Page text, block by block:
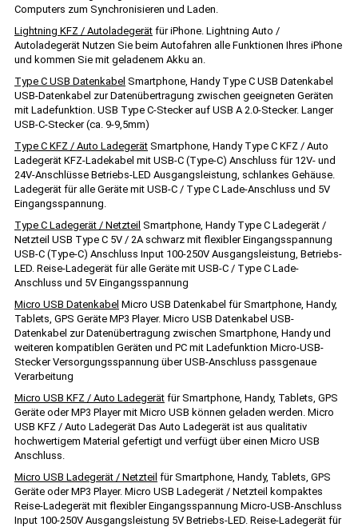
Computers zum Synchronisieren und Laden.
Lightning KFZ / Autoladegerät für iPhone. Lightning Auto /
Autoladegerät Nutzen Sie beim Autofahren alle Funktionen Ihres iPhone
und kommen Sie mit geladenem Akku an.
Type C USB Datenkabel Smartphone, Handy Type C USB Datenkabel
USB-Datenkabel zur Datenübertragung zwischen geeigneten Geräten
mit Ladefunktion. USB Type C-Stecker auf USB A 2.0-Stecker. Langer
USB-C-Stecker (ca. 9-9,5mm)
Type C KFZ / Auto Ladegerät Smartphone, Handy Type C KFZ / Auto
Ladegerät KFZ-Ladekabel mit USB-C (Type-C) Anschluss für 12V- und
24V-Anschlüsse Betriebs-LED Ausgangsleistung, schlankes Gehäuse.
Ladegerät für alle Geräte mit USB-C / Type C Lade-Anschluss und 5V
Eingangsspannung.
Type C Ladegerät / Netzteil Smartphone, Handy Type C Ladegerät /
Netzteil USB Type C 5V / 2A schwarz mit flexibler Eingangsspannung
USB-C (Type-C) Anschluss Input 100-250V Ausgangsleistung, Betriebs-
LED. Reise-Ladegerät für alle Geräte mit USB-C / Type C Lade-
Anschluss und 5V Eingangsspannung
Micro USB Datenkabel Micro USB Datenkabel für Smartphone, Handy,
Tablets, GPS Geräte MP3 Player. Micro USB Datenkabel USB-
Datenkabel zur Datenübertragung zwischen Smartphone, Handy und
weiteren kompatiblen Geräten und PC mit Ladefunktion Micro-USB-
Stecker Versorgungsspannung über USB-Anschluss passgenaue
Verarbeitung
Micro USB KFZ / Auto Ladegerät für Smartphone, Handy, Tablets, GPS
Geräte oder MP3 Player mit Micro USB können geladen werden. Micro
USB KFZ / Auto Ladegerät Das Auto Ladegerät ist aus qualitativ
hochwertigem Material gefertigt und verfügt über einen Micro USB
Anschluss.
Micro USB Ladegerät / Netzteil für Smartphone, Handy, Tablets, GPS
Geräte oder MP3 Player. Micro USB Ladegerät / Netzteil kompaktes
Reise-Ladegerät mit flexibler Eingangsspannung Micro-USB-Anschluss
Input 100-250V Ausgangsleistung 5V Betriebs-LED. Reise-Ladegerät für